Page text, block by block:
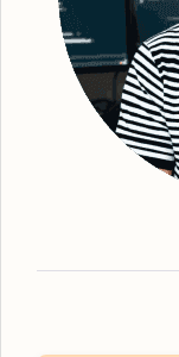
till att
SEO-
behöver.
som